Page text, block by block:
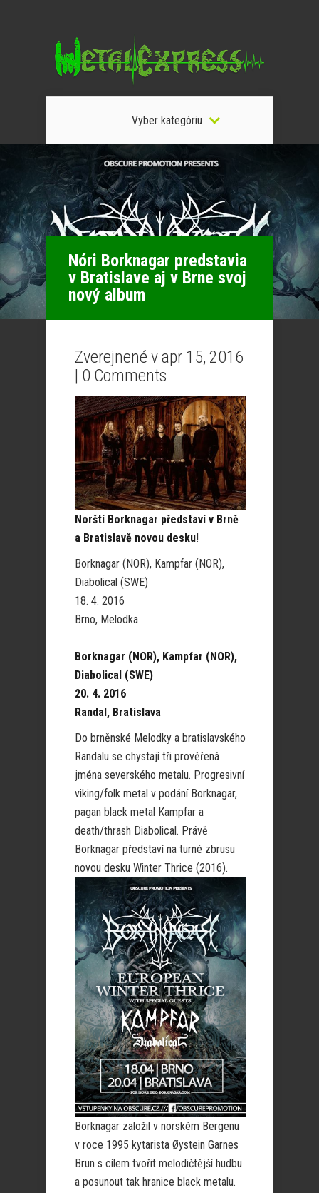
Vyber kategóriu
Nóri Borknagar predstavia
v Bratislave aj v Brne svoj
nový album
Zverejnené v apr 15, 2016
| 0 Comments
Norští Borknagar představí v Brně
a Bratislavě novou desku!
Borknagar (NOR), Kampfar (NOR),
Diabolical (SWE)
18. 4. 2016
Brno, Melodka
Borknagar (NOR), Kampfar (NOR),
Diabolical (SWE)
20. 4. 2016
Randal, Bratislava
Do brněnské Melodky a bratislavského
Randalu se chystají tři prověřená
jména severského metalu. Progresivní
viking/folk metal v podání Borknagar,
pagan black metal Kampfar a
death/thrash Diabolical. Právě
Borknagar představí na turné zbrusu
novou desku Winter Thrice (2016).
Borknagar založil v norském Bergenu
v roce 1995 kytarista Øystein Garnes
Brun s cílem tvořit melodičtější hudbu
a posunout tak hranice black metalu.